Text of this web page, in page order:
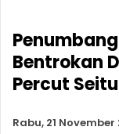
Bentrokan
Percut
Rabu, 21 November